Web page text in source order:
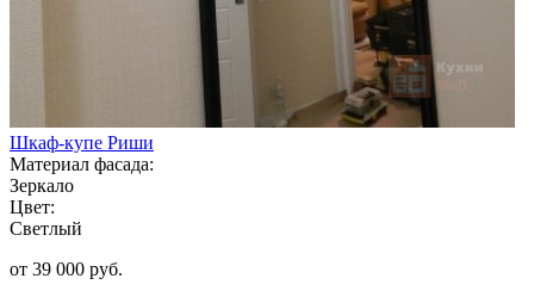
Шкаф-купе Риши
Материал фасада:
Зеркало
Цвет:
Светлый
от 39 000 руб.